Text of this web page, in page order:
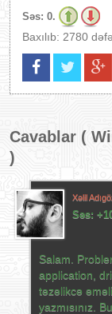
Səs: 0.
Baxılıb: 2780 dəfə
Cavablar (
)
Xəlil
Səs:
Salam.
application,
təzəlikcə
yazmısınız.